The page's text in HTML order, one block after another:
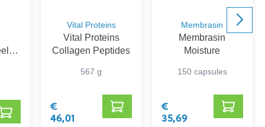
Vital Proteins
Vital Proteins
Collagen Peptides
567 g
€
46,01
Membrasin
Membrasin
Moisture
150 capsules
€
35,69